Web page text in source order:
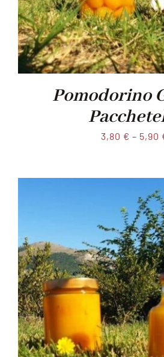
Pomodorino
3,80 € – 5,90